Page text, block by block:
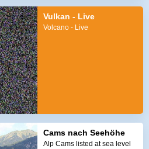
Vulkan - Live
Volcano - Live
Cams nach Seehöhe
Alp Cams listed at sea level